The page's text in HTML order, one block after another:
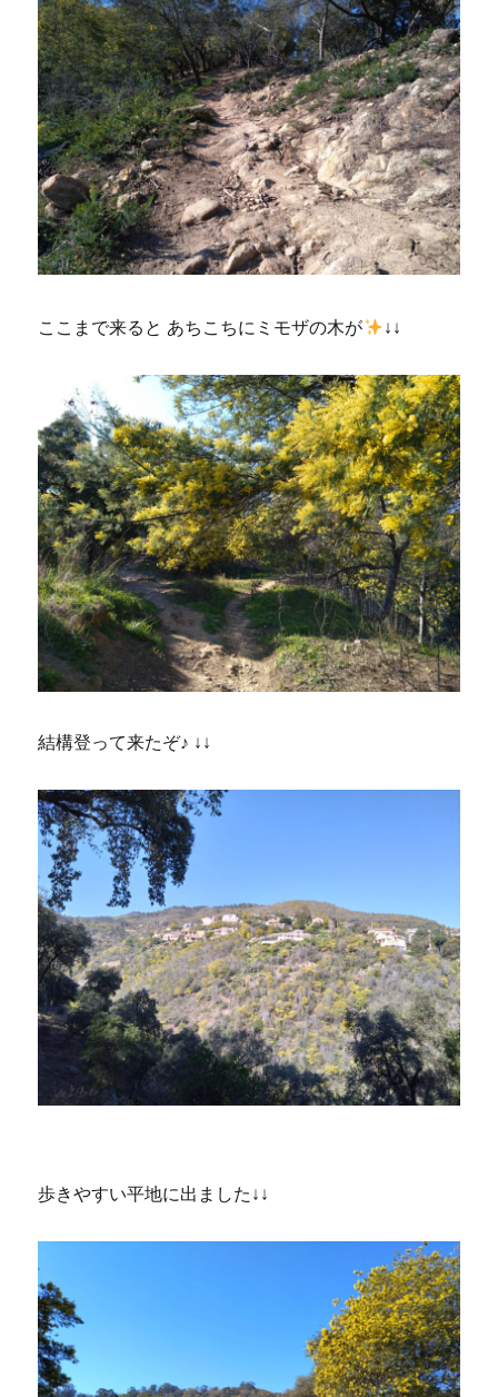
ここまで来ると あちこちにミモザの木が ↓↓
結構登って来たぞ♪ ↓↓
歩きやすい平地に出ました↓↓